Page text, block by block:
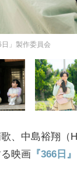
」製作委員会
、中島裕翔（
映画 『366日』